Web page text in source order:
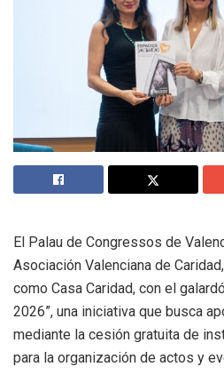
El Palau de Congressos de
Asociación Valenciana de
como Casa Caridad, con el
2026”, una iniciativa que busca
mediante la cesión gratuita de
para la organización de actos y